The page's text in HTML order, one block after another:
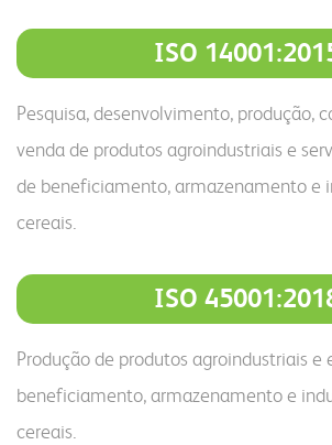
ISO
Pesquisa, desenvolvimento, produção,
venda de produtos agroindustriais e
de beneficiamento, armazenamento e
cereais.
ISO
Produção de produtos agroindustriais e
beneficiamento, armazenamento e
cereais.